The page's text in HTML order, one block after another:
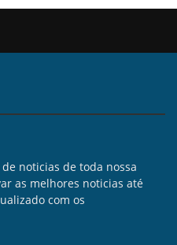
noticias de toda nossa
as melhores noticias até
com os